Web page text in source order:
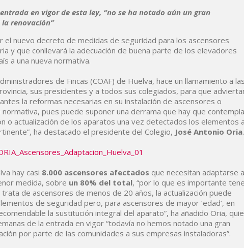
en vigor de esta ley, “no se ha notado aún un gran
renovación”
el nuevo decreto de medidas de seguridad para los ascensores
y que conllevará la adecuación de buena parte de los elevadores
a una nueva normativa.
de Fincas (COAF) de Huelva, hace un llamamiento a las
sus presidentes y a todos sus colegiados, para que
la reformas necesarias en su instalación de ascensores o
pues puede suponer una derrama que hay que
o actualización de los aparatos una vez detectados los elementos a
ha destacado el presidente del Colegio, José Antonio Oria.
hay casi 8.000 ascensores afectados que necesitan adaptarse a
medida, sobre un 80% del total, “por lo que es importante
de ascensores de menos de 20 años, la actualización puede
de seguridad pero, para ascensores de mayor ‘edad’, en
la sustitución integral del aparato”, ha añadido Oria,
de la entrada en vigor “todavía no hemos notado una gran
por parte de las comunidades a sus empresas instaladoras”.